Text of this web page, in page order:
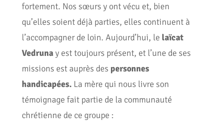
fortement. Nos sœurs y ont vécu et, bien
qu’elles soient déjà parties, elles continuent à
l’accompagner de loin. Aujourd’hui, le laïcat
Vedrunay est toujours présent, et l’une de ses
missions est auprès des personnes
handicapées. La mère qui nous livre son
témoignage fait partie de la communauté
chrétienne de ce groupe :